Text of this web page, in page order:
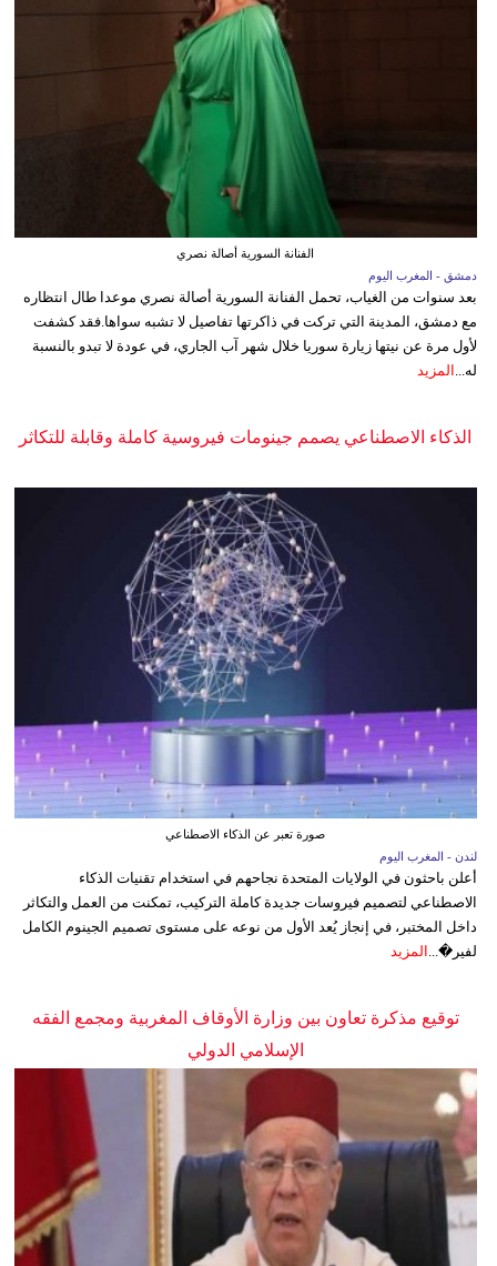
الفنانة السورية أصالة نصري
دمشق - المغرب اليوم
بعد سنوات من الغياب، تحمل الفنانة السورية أصالة نصري موعدا طال انتظاره
مع دمشق، المدينة التي تركت في ذاكرتها تفاصيل لا تشبه سواها.فقد كشفت
لأول مرة عن نيتها زيارة سوريا خلال شهر آب الجاري، في عودة لا تبدو بالنسبة
له...
المزيد
الذكاء الاصطناعي يصمم جينومات فيروسية كاملة وقابلة للتكاثر
صورة تعبر عن الذكاء الاصطناعي
لندن - المغرب اليوم
أعلن باحثون في الولايات المتحدة نجاحهم في استخدام تقنيات الذكاء
الاصطناعي لتصميم فيروسات جديدة كاملة التركيب، تمكنت من العمل والتكاثر
داخل المختبر، في إنجاز يُعد الأول من نوعه على مستوى تصميم الجينوم الكامل
لفير�... المزيد
توقيع مذكرة تعاون بين وزارة الأوقاف المغربية ومجمع الفقه
الإسلامي الدولي